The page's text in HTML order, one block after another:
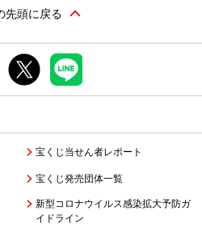
先頭に戻る
宝くじ当せん者レポート
宝くじ発売団体一覧
新型コロナウイルス感染拡大予防ガ
イドライン